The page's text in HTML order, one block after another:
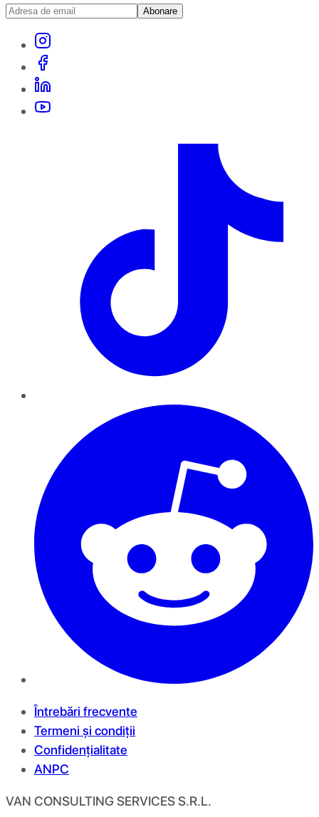
Abonare
Întrebări frecvente
Termeni și condiții
Confidențialitate
ANPC
VAN CONSULTING SERVICES S.R.L.